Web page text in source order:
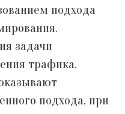
подхода
задачи
трафика.
подхода, при